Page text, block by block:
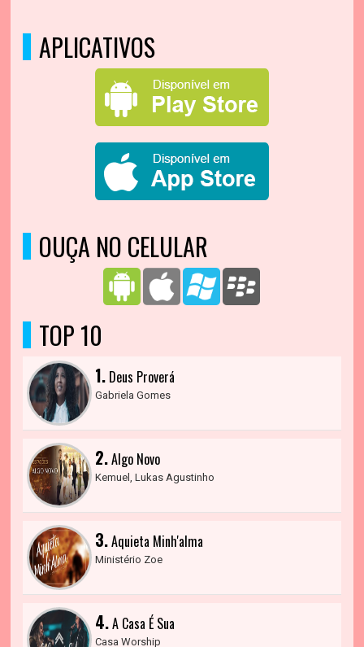
APLICATIVOS
OUÇA NO CELULAR
TOP 10
1. Deus Proverá
Gabriela Gomes
2.Algo Novo
Kemuel, Lukas Agustinho
3.Aquieta Minh'alma
Ministério Zoe
4.A Casa É Sua
Casa Worship